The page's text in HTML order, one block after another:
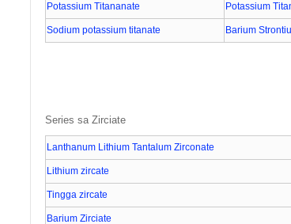
Potassium Titananate Potassium
Sodium potassium titanate Barium
Series sa Zirciate
Lanthanum Lithium Tantalum Zirconate
Lithium zircate
Tingga zircate
Barium Zirciate